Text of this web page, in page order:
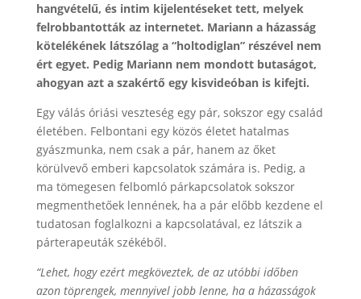
hangvételű, és intim kijelentéseket tett, melyek
felrobbantották az internetet. Mariann a házasság
kötelékének látszólag a “holtodiglan” részével nem
ért egyet. Pedig Mariann nem mondott butaságot,
ahogyan azt a szakértő egy kisvideóban is kifejti.
Egy válás óriási veszteség egy pár, sokszor egy család
életében. Felbontani egy közös életet hatalmas
gyászmunka, nem csak a pár, hanem az őket
körülvevő emberi kapcsolatok számára is. Pedig, a
ma tömegesen felbomló párkapcsolatok sokszor
megmenthetőek lennének, ha a pár előbb kezdene el
tudatosan foglalkozni a kapcsolatával, ez látszik a
párterapeuták székéből.
“Lehet, hogy ezért megköveztek, de az utóbbi időben
azon töprengek, mennyivel jobb lenne, ha a házasságok